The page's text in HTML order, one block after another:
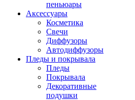
пеньюары
Аксессуары
Косметика
Свечи
Диффузоры
Автодиффузоры
Пледы и покрывала
Пледы
Покрывала
Декоративные
подушки